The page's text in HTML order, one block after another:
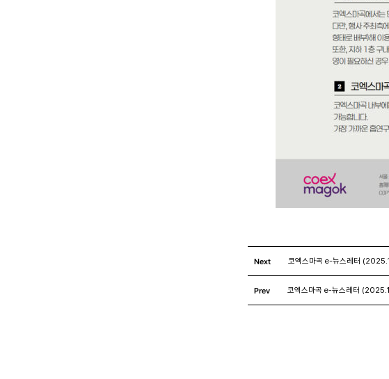
Next 코엑스마곡 e-뉴스레터
Prev 코엑스마곡 e-뉴스레터